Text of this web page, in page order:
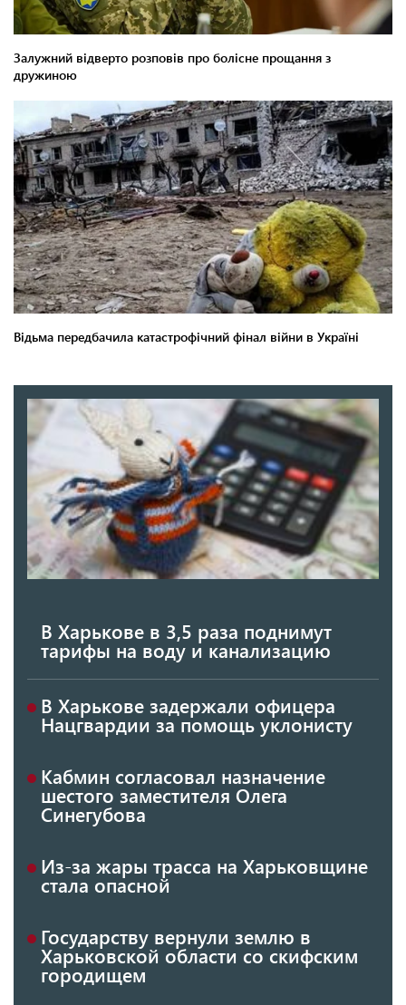
В Харькове в 3,5 раза поднимут
тарифы на воду и канализацию
В Харькове задержали офицера
Нацгвардии за помощь уклонисту
Кабмин согласовал назначение
шестого заместителя Олега
Синегубова
Из-за жары трасса на Харьковщине
стала опасной
Государству вернули землю в
Харьковской области со скифским
городищем